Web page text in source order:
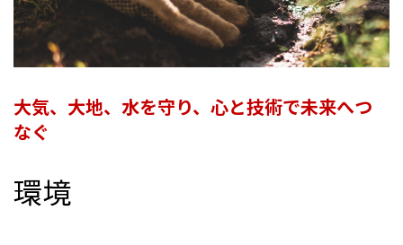
大気、大地、水を守り、心と技術で未来へつ
なぐ
環境